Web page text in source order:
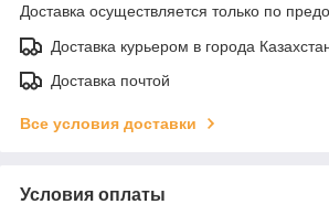
Доставка осуществляется только по
Доставка курьером в города
Доставка почтой
Все условия доставки
Условия оплаты